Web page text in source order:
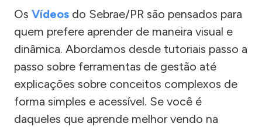
Os Vídeos do Sebrae/PR são pensados para
quem prefere aprender de maneira visual e
dinâmica. Abordamos desde tutoriais passo a
passo sobre ferramentas de gestão até
explicações sobre conceitos complexos de
forma simples e acessível. Se você é
daqueles que aprende melhor vendo na